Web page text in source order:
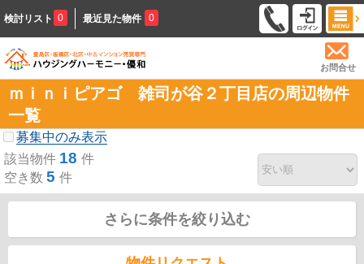
検討リスト 0 最近見た物件 0
お問合せ
ｍｉｎｉピアゴ 雑司が谷２丁目店の周辺物件
一覧
募集中のみ表示
該当物件 18 件
空き数 5 件
さらに条件を絞り込む